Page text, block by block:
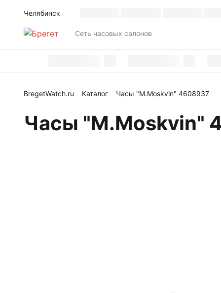
Челябинск
Cеть часовых салонов
BregetWatch.ru Каталог Часы "M.Moskvin" 4608937
Часы "M.Moskvin"